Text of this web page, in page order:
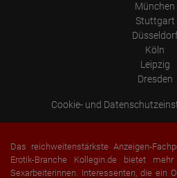
München
Stuttgart
Köln
Leipzig
Dresden
Cookie- und
Das reichweitenstärkste Anzeigen-
Erotik-Branche Kollegin.de bietet
Sexarbeiterinnen. Interessenten, die ein